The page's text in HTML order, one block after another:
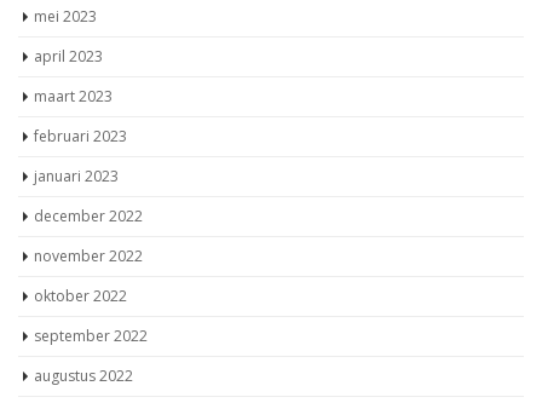
mei 2023
april 2023
maart 2023
februari 2023
januari 2023
december 2022
november 2022
oktober 2022
september 2022
augustus 2022